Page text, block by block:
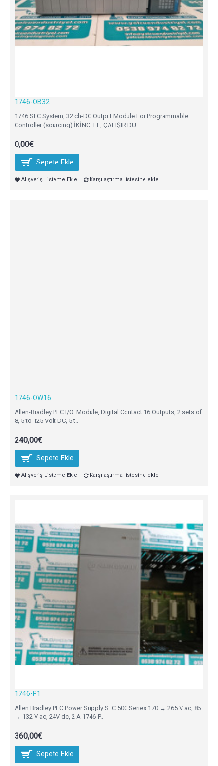
1746-OB32
1746 SLC System, 32 ch-DC Output Module For Programmable
Controller (sourcing),İKİNCİ EL, ÇALIŞIR DU..
0,00€
Sepete Ekle
Alışveriş Listeme Ekle Karşılaştırma listesine ekle
1746-OW16
Allen-Bradley PLC I/O Module, Digital Contact 16 Outputs, 2 sets of
8, 5 to 125 Volt DC, 5 t..
240,00€
Sepete Ekle
Alışveriş Listeme Ekle Karşılaştırma listesine ekle
1746-P1
Allen Bradley PLC Power Supply SLC 500 Series 170 → 265 V ac, 85
→ 132 V ac, 24V dc, 2 A 1746-P..
360,00€
Sepete Ekle